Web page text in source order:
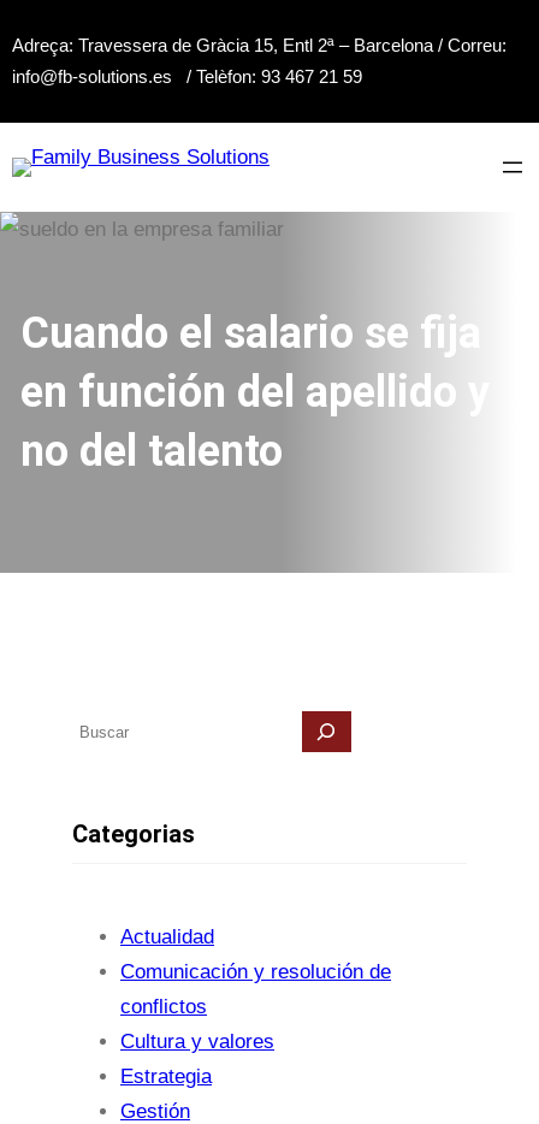
al
contenido
Adreça: Travessera de Gràcia 15, Entl 2ª – Barcelona / Correu:
info@fb-solutions.es / Telèfon: 93 467 21 59
Cuando el salario se fija
en función del apellido y
no del talento
B
c
Categorias
Actualidad
Comunicación y resolución de
conflictos
Cultura y valores
Estrategia
Gestión